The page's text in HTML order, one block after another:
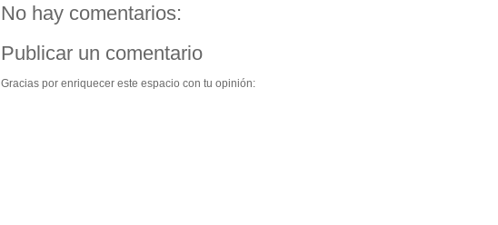
No hay comentarios:
Publicar un comentario
Gracias por enriquecer este espacio con tu opinión: